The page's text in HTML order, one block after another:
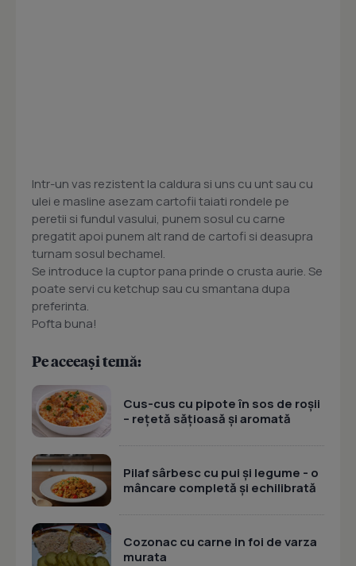
Intr-un vas rezistent la caldura si uns cu unt sau cu
ulei e masline asezam cartofii taiati rondele pe
peretii si fundul vasului, punem sosul cu carne
pregatit apoi punem alt rand de cartofi si deasupra
turnam sosul bechamel.
Se introduce la cuptor pana prinde o crusta aurie. Se
poate servi cu ketchup sau cu smantana dupa
preferinta.
Pofta buna!
Pe aceeași temă:
Cus-cus cu pipote în sos de roșii
– rețetă sățioasă și aromată
Pilaf sârbesc cu pui și legume - o
mâncare completă și echilibrată
Cozonac cu carne in foi de varza
murata